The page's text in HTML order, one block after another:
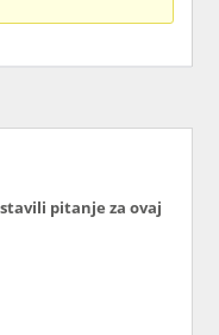
pitanje za ovaj